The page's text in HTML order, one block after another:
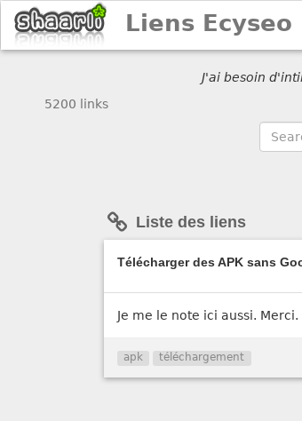
Liens Ecyseo
J'ai besoin
5200 links
Liste des liens
Télécharger des APK sans
Je me le note ici aussi. Merci.
apk téléchargement